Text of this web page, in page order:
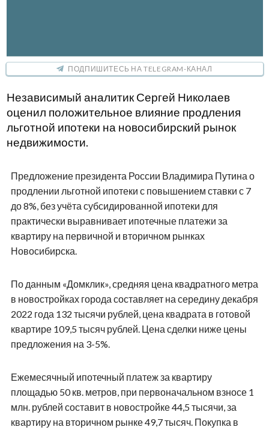
ПОДПИШИТЕСЬ НА TELEGRAM-КАНАЛ
Независимый аналитик Сергей Николаев
оценил положительное влияние продления
льготной ипотеки на новосибирский рынок
недвижимости.
Предложение президента России Владимира Путина о
продлении льготной ипотеки с повышением ставки с 7
до 8%, без учёта субсидированной ипотеки для
практически выравнивает ипотечные платежи за
квартиру на первичной и вторичном рынках
Новосибирска.
По данным «Домклик», средняя цена квадратного метра
в новостройках города составляет на середину декабря
2022 года 132 тысячи рублей, цена квадрата в готовой
квартире 109,5 тысяч рублей. Цена сделки ниже цены
предложения на 3-5%.
Ежемесячный ипотечный платеж за квартиру
площадью 50 кв. метров, при первоначальном взносе 1
млн. рублей составит в новостройке 44,5 тысячи, за
квартиру на вторичном рынке 49,7 тысяч. Покупка в